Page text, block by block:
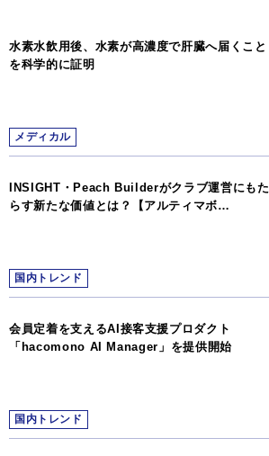
水素水飲用後、水素が高濃度で肝臓へ届くこと
を科学的に証明
メディカル
INSIGHT・Peach Builderがクラブ運営にもた
らす新たな価値とは？【アルティマボ…
国内トレンド
会員定着を支えるAI接客支援プロダクト
「hacomono AI Manager」を提供開始
国内トレンド